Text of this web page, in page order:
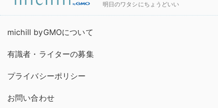
明日のワタシにちょうどいい
michill byGMOについて
有識者・ライターの募集
プライバシーポリシー
お問い合わせ